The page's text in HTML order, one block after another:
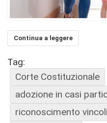
Continua a leggere
Tag:
Corte Costituzionale
adozione in casi
riconoscimento